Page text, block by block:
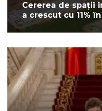
Cererea de spații
a crescut cu 11%